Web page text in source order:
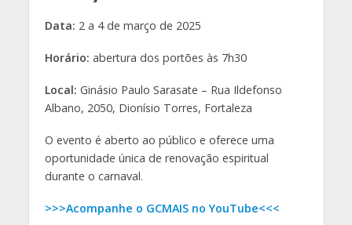
Data: 2 a 4 de março de 2025
Horário: abertura dos portões às 7h30
Local: Ginásio Paulo Sarasate – Rua Ildefonso
Albano, 2050, Dionísio Torres, Fortaleza
O evento é aberto ao público e oferece uma
oportunidade única de renovação espiritual
durante o carnaval.
>>>Acompanhe o GCMAIS no YouTube<<<